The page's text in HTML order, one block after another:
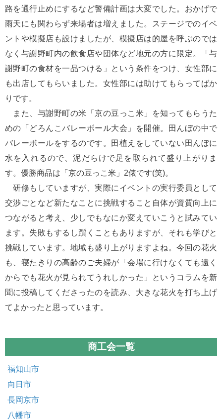
路を通行止めにするなど警備計画は大変でした。おかげで
雨天にも関わらず来場者は増えました。ステージでのイベ
ントや模擬店も設けましたが、模擬店は的屋を呼ぶのでは
なく与謝野町内の飲食店や団体など地元の方に限定。「与
謝野町の食材を一品つける」という条件をつけ、女性部に
も出店してもらいました。女性部には助けてもらってばか
りです。
また、与謝野町の米「京の豆っこ米」を知ってもらうた
めの「どろんこバレーボール大会」を開催。田んぼの中で
バレーボールをするのです。田植えをしていない田んぼに
水を入れるので、泥だらけで足を取られて盛り上がりま
す。優勝商品は「京の豆っこ米」2俵です(笑)。
研修もしていますが、実際にイベントの実行委員として
交渉ごとなど新たなことに挑戦すること自体が資質向上に
つながると考え、少しでもなにか変えていこうと試みてい
ます。失敗もするし躓くこともありますが、それも学びと
挑戦しています。地域も盛り上がりますよね。今回の花火
も、寝たきりの高齢のご夫婦が「会場に行けなくても遠く
からでも花火が見られてうれしかった」というコラムを新
聞に投稿してくださったのを読み、大きな花火を打ち上げ
てよかったと思っています。
商工会一覧
福知山市
向日市
長岡京市
八幡市